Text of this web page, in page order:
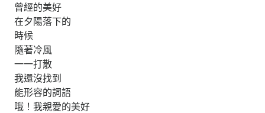
曾經的美好
在夕陽落下的
時候
隨著冷風
一一打散
我還沒找到
能形容的詞語
哦！我親愛的美好